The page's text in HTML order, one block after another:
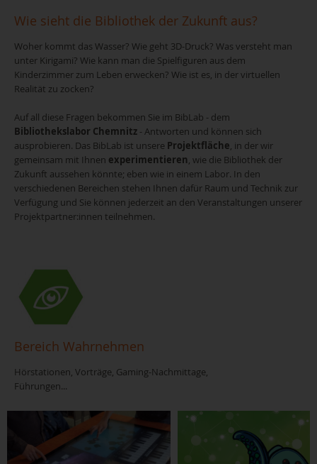
Wie sieht die Bibliothek der Zukunft aus?
Woher kommt das Wasser? Wie geht 3D-Druck? Was versteht man
unter Kirigami? Wie kann man die Spielfiguren aus dem
Kinderzimmer zum Leben erwecken? Wie ist es, in der virtuellen
Realität zu zocken?
Auf all diese Fragen bekommen Sie im BibLab - dem
Bibliothekslabor Chemnitz - Antworten und können sich
ausprobieren. Das BibLab ist unsere Projektfläche, in der wir
gemeinsam mit Ihnen experimentieren, wie die Bibliothek der
Zukunft aussehen könnte; eben wie in einem Labor. In den
verschiedenen Bereichen stehen Ihnen dafür Raum und Technik zur
Verfügung und Sie können jederzeit an den Veranstaltungen unserer
Projektpartner:innen teilnehmen.
Bereich Wahrnehmen
Hörstationen, Vorträge, Gaming-Nachmittage,
Führungen...